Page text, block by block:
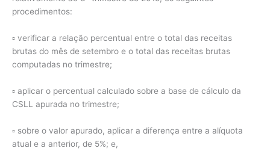
procedimentos:
▫ verificar a relação percentual entre o total das receitas
brutas do mês de setembro e o total das receitas brutas
computadas no trimestre;
▫ aplicar o percentual calculado sobre a base de cálculo da
CSLL apurada no trimestre;
▫ sobre o valor apurado, aplicar a diferença entre a alíquota
atual e a anterior, de 5%; e,